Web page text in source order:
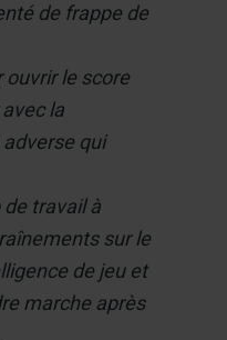
de frappe de
ouvrir le score
la
qui
de travail à
sur le
de jeu et
marche après